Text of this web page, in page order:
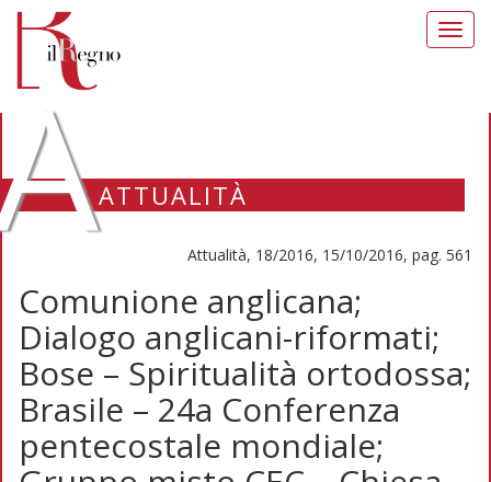
ATTUALITÀ
Attualità, 18/2016, 15/10/2016, pag. 561
Comunione anglicana;
Dialogo anglicani-riformati;
Bose – Spiritualità ortodossa;
Brasile – 24a Conferenza
pentecostale mondiale;